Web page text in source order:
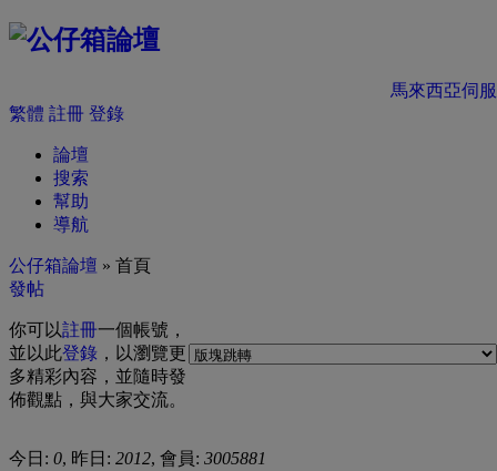
馬來西亞伺
繁體 註冊 登錄
論壇
搜索
幫助
導航
公仔箱論壇 » 首頁
發帖
你可以註冊一個帳號，
並以此登錄 ，以瀏覽更
多精彩內容，並隨時發
佈觀點，與大家交流。
今日: 0, 昨日: 2012, 會員: 3005881